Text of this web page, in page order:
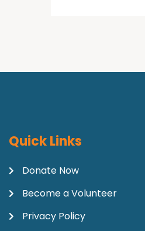
Quick Links
Donate Now
Become a Volunteer
Privacy Policy